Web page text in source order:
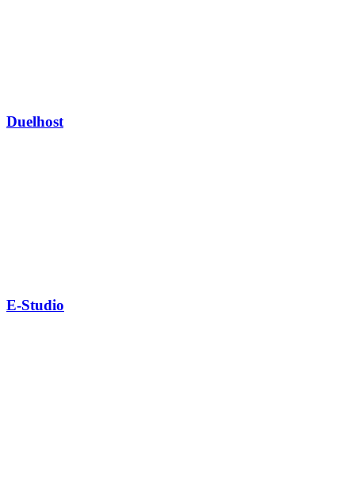
Duelhost
E-Studio